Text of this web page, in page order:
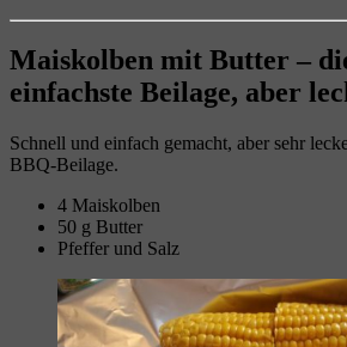
Maiskolben mit Butter –
einfachste Beilage, aber
Schnell und einfach gemacht, aber sehr
BBQ-Beilage.
4 Maiskolben
50 g Butter
Pfeffer und Salz